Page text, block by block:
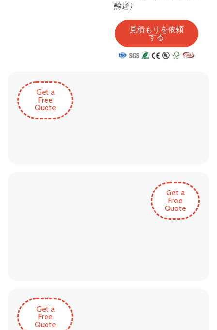
輸送）
見積もりを依頼
する
Get a
Free
Quote
Get a
Free
Quote
Get a
Free
Quote